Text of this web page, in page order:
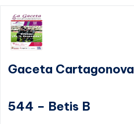
Gaceta Cartagonova
544 – Betis B